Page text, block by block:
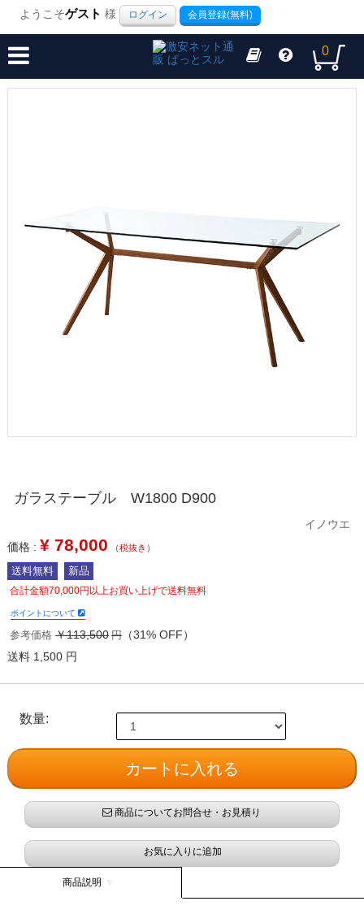
ようこそゲスト 様 ログイン 会員登録(無料)
0
ガラステーブル W1800 D900
イノウエ
価格 : ¥ 78,000 （税抜き）
送料無料 新品
合計金額70,000円以上お買い上げで送料無料
ポイントについて
参考価格 ￥113,500 円（31% OFF）
送料 1,500 円
数量:
商品についてお問合せ・お見積り
お気に入りに追加
商品説明